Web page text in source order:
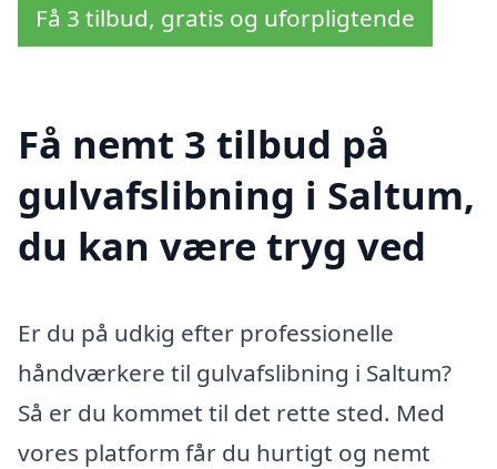
Få 3 tilbud, gratis og uforpligtende
Få nemt 3 tilbud på
gulvafslibning i Saltum,
du kan være tryg ved
Er du på udkig efter professionelle
håndværkere til gulvafslibning i Saltum?
Så er du kommet til det rette sted. Med
vores platform får du hurtigt og nemt